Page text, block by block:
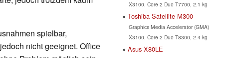
spielbar,
nicht geeignet. Office
X3100, Core 2 Duo T7700, 2.1 kg
Toshiba Satellite M300
Graphics Media Accelerator (GMA)
X3100, Core 2 Duo T8300, 2.4 kg
Asus X80LE